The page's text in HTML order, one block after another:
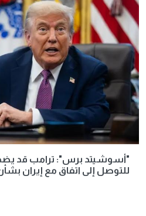
"أسوشيتد برس": ترامب قد
للتوصل إلى اتفاق مع إيران